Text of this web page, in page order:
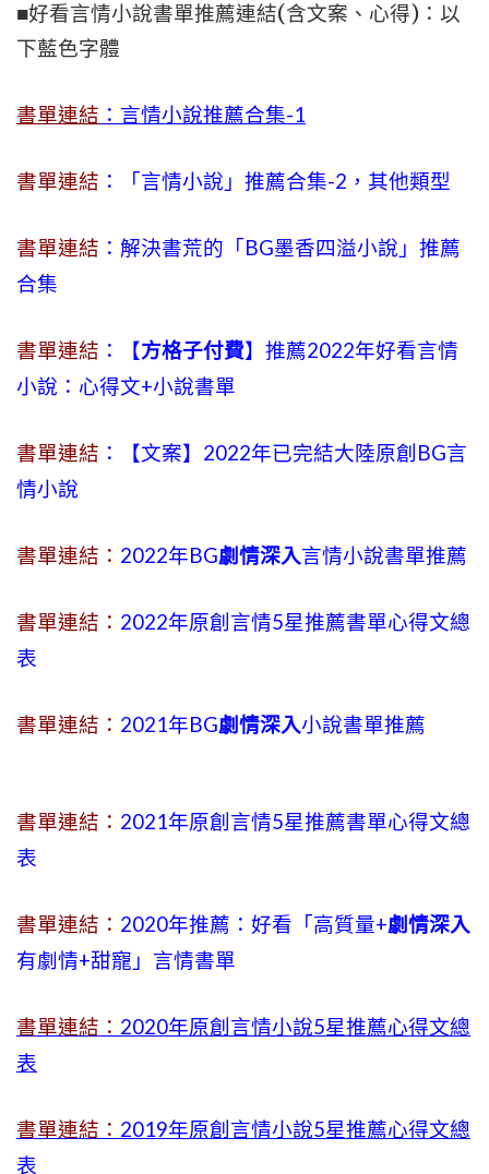
■好看言情小說書單推薦連結(含文案、心得)：以
下藍色字體
書單連結 ：言情小說推薦合集-1
書單連結 ：「言情小說」推薦合集-2，其他類型
書單連結 ：解決書荒的「BG墨香四溢小說」推薦
合集
書單連結 ：【方格子付費】推薦2022年好看言情
小說：心得文+小說書單
書單連結 ：【文案】2022年已完結大陸原創BG言
情小說
書單連結： 2022年BG劇情深入言情小說書單推薦
書單連結： 2022年原創言情5星推薦書單心得文總
表
書單連結： 2021年BG劇情深入小說書單推薦
書單連結： 2021年原創言情5星推薦書單心得文總
表
書單連結： 2020年推薦：好看「高質量+劇情深入
有劇情+甜寵」言情書單
書單連結： 2020年原創言情小說5星推薦心得文總
表
書單連結： 2019年原創言情小說5星推薦心得文總
表